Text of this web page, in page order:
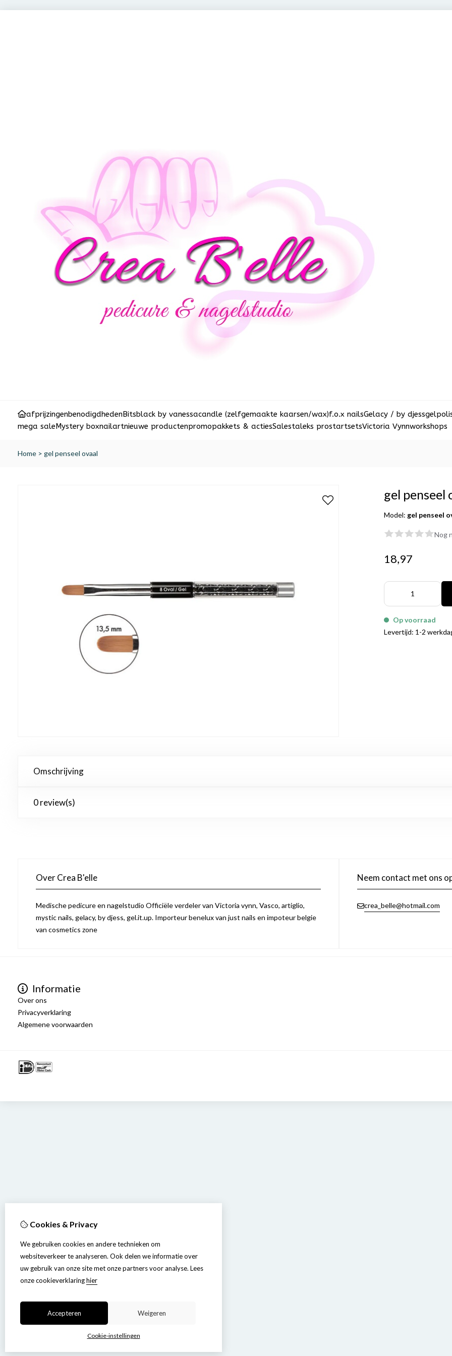
afprijzingenbenodigdhedenBitsblack by vanessacandle (zelfgemaakte kaarsen/wax)f.o.x nailsGelacy / by djess
mega saleMystery boxnailartnieuwe productenpromopakkets & actiesSalestaleks prostartsetsVictoria Vynnworkshops
Home > gel penseel ovaal
gel penseel
Model: gel penseel
Nog
18,97
Op voorraad
Levertijd: 1-2
Omschrijving
0 review(s)
Over Crea B'elle
Medische pedicure en nagelstudio Officiële verdeler van Victoria vynn, Vasco, artiglio,
mystic nails, gelacy, by djess, gel.it.up. Importeur benelux van just nails en impoteur belgie
van cosmetics zone
Neem contact met ons
crea_belle@hotmail.com
Informatie
Over ons
Privacyverklaring
Algemene voorwaarden
Cookies & Privacy
We gebruiken cookies en andere technieken om
websiteverkeer te analyseren. Ook delen we informatie over
uw gebruik van onze site met onze partners voor analyse. Lees
onze cookieverklaringhier
Accepteren Weigeren
Cookie-instellingen